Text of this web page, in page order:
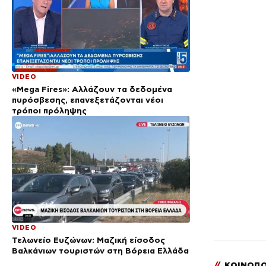
VIDEO
«Mega Fires»: Αλλάζουν τα δεδομένα
πυρόσβεσης, επανεξετάζονται νέοι
τρόποι πρόληψης
VIDEO
Τελωνείο Ευζώνων: Μαζική είσοδος
Βαλκάνιων τουριστών στη Βόρεια Ελλάδα